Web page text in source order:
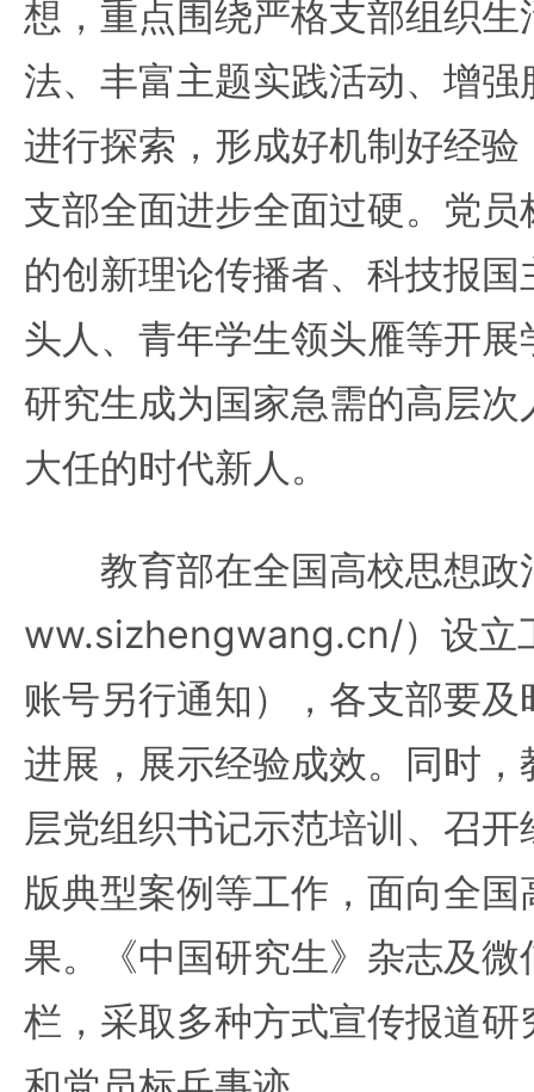
想，重点围绕严格支部组织
法、丰富主题实践活动、增
进行探索，形成好机制好经
支部全面进步全面过硬。党
的创新理论传播者、科技报
头人、青年学生领头雁等开
研究生成为国家急需的高层
大任的时代新人。
教育部在全国高校思想政
ww.sizhengwang.cn/）设立
账号另行通知），各支部要
进展，展示经验成效。同时
层党组织书记示范培训、召
版典型案例等工作，面向全
果。《中国研究生》杂志及
栏，采取多种方式宣传报道